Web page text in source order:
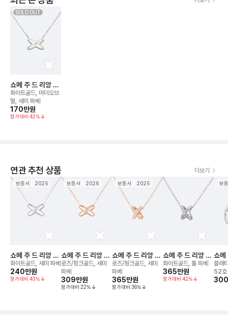
SOLD OUT
쇼메 주 드 리앙 네
크리스
화이트골드, 마더오브
펄, 세미 파베
170만원
정가대비 42%
연관 추천 상품 더보기
보증서 2025
쇼메 주 드 리앙 네
크리스
화이트골드, 세미 파베
240만원
정가대비 43%
보증서 2026
쇼메 주 드 리앙 네
크리스
로즈/핑크골드, 세미
파베
309만원
정가대비 22%
보증서 2025
쇼메 주 드 리앙 네
크리스
로즈/핑크골드, 세미
파베
365만원
정가대비 36%
쇼메 주 드 리앙 네
크리스
화이트골드, 풀 파베
365만원
정가대비 42%
보
쇼메
플래
52호